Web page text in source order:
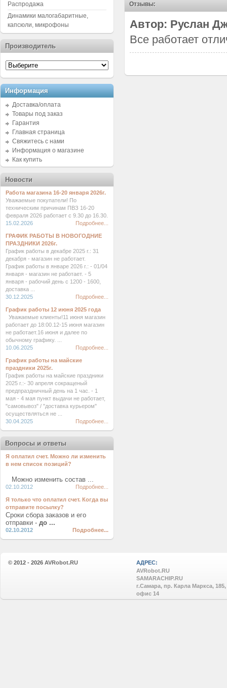
Отзывы:
Автор: Руслан
Все работает
Распродажа
Динамики малогабаритные,
капсюли, микрофоны
Производитель
Информация
Доставка/оплата
Товары под заказ
Гарантия
Главная страница
Свяжитесь с нами
Информация о магазине
Как купить
Новости
Работа магазина 16-20 января 2026г.
Уважаемые покупатели! По
техническим причинам ПВЗ 16-20
февраля 2026 работает с 9.30 до 16.30.
15.02.2026
Подробнее...
ГРАФИК РАБОТЫ В НОВОГОДНИЕ
ПРАЗДНИКИ 2026г.
График работы в декабре 2025 г.: 31
декабря - магазин не работает.
График работы в январе 2026 г.: - 01/04
января - магазин не работает. - 5
января - рабочий день с 1200 - 1600,
доставка ...
30.12.2025
Подробнее...
График работы 12 июня 2025 года
Уважаемые клиенты!11 июня магазин
работает до 18:00.12-15 июня магазин
не работает.16 июня и далее по
обычному графику. ...
10.06.2025
Подробнее...
График работы на майские
праздники 2025г.
График работы на майские праздники
2025 г.:- 30 апреля сокращеный
предпраздничный день на 1 час. - 1
мая - 4 мая пункт выдачи не работает,
"самовывоз" / "доставка курьером"
осуществляться не ...
30.04.2025
Подробнее...
Вопросы и ответы
Я оплатил счет. Можно ли изменить
в нем список позиций?
Можно изменить состав ...
02.10.2012 Подробнее...
Я только что оплатил счет. Когда вы
отправите посылку?
Сроки сбора заказов и его
отправки - до ...
02.10.2012 Подробнее...
© 2012 - 2026 AVRobot.RU
АДРЕС:
AVRobot.RU
SAMARACHIP.RU
г.Самара, пр. Карла Маркса, 185,
офис 14